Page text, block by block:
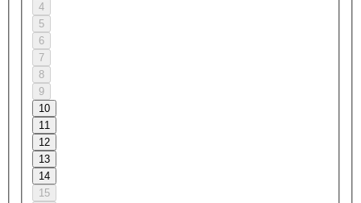
4
5
6
7
8
9
10
11
12
13
14
15